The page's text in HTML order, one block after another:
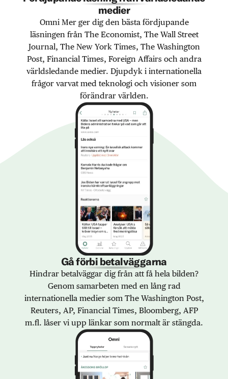
medier
Omni Mer ger dig den bästa fördjupande
läsningen från The Economist, The Wall Street
Journal, The New York Times, The Washington
Post, Financial Times, Foreign Affairs och andra
världsledande medier. Djupdyk i internationella
frågor varvat med teknologi och visioner som
förändrar världen.
Gå förbi betalväggarna
Hindrar betalväggar dig från att få hela bilden?
Genom samarbeten med en lång rad
internationella medier som The Washington Post,
Reuters, AP, Financial Times, Bloomberg, AFP
m.fl. låser vi upp länkar som normalt är stängda.